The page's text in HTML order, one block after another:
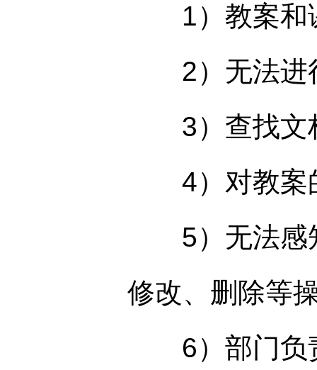
1）教案和
2）无法进行
3）查找文
4）对教案
5）无法感知
修改、删除等
6）部门负责